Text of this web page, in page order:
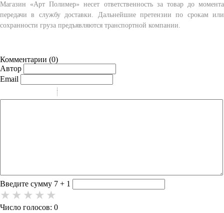
Магазин «Арт Полимер» несет ответственность за товар до момента
передачи в службу доставки. Дальнейшие претензии по срокам или
сохранности груза предъявляются транспортной компании.
Комментарии (0)
Автор
Email
-
-
-
Введите сумму 7 + 1
Число голосов: 0